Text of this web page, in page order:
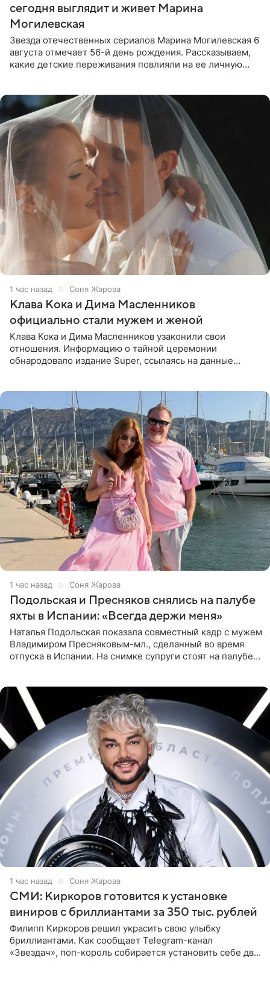
сегодня выглядит и живет Марина
Могилевская
Звезда отечественных сериалов Марина Могилевская 6
августа отмечает 56-й день рождения. Рассказываем,
какие детские переживания повлияли на ее личную
1 час назад Соня Жарова
Клава Кока и Дима Масленников
официально стали мужем и женой
Клава Кока и Дима Масленников узаконили свои
отношения. Информацию о тайной церемонии
обнародовало издание Super, ссылаясь на данные
1 час назад Соня Жарова
Подольская и Пресняков снялись на палубе
яхты в Испании: «Всегда держи меня»
Наталья Подольская показала совместный кадр с мужем
Владимиром Пресняковым-мл., сделанный во время
отпуска в Испании. На снимке супруги стоят на палубе
1 час назад Соня Жарова
СМИ: Киркоров готовится к установке
виниров с бриллиантами за 350 тыс. рублей
Филипп Киркоров решил украсить свою улыбку
бриллиантами. Как сообщает Telegram-канал
«Звездач», поп-король собирается установить себе два